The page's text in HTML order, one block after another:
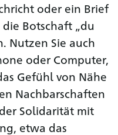
oder ein Brief
Botschaft „du
Nutzen Sie auch
oder Computer,
Gefühl von Nähe
Nachbarschaften
Solidarität mit
etwa das